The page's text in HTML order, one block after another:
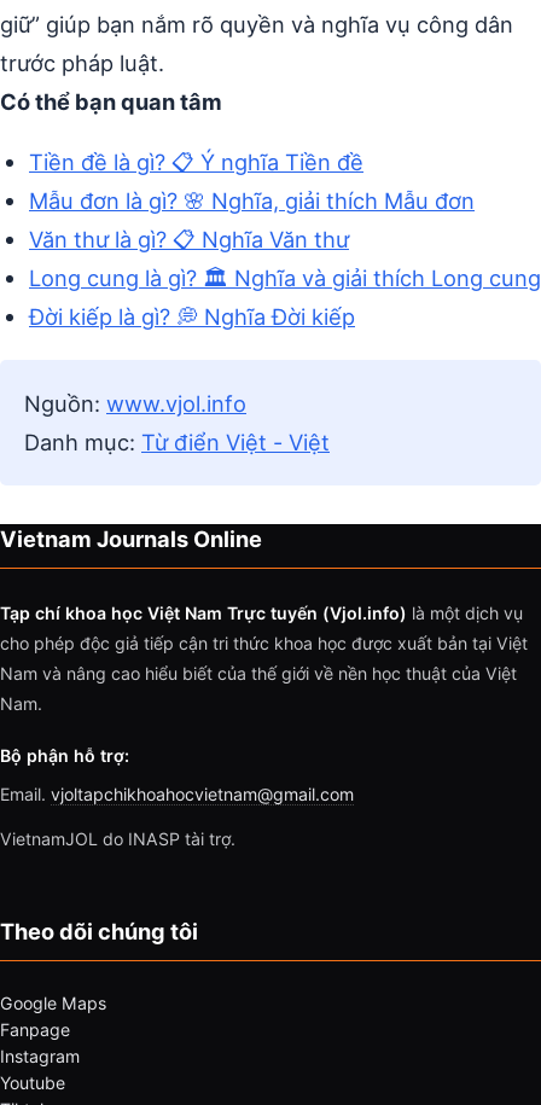
giữ” giúp bạn nắm rõ quyền và nghĩa vụ công dân
trước pháp luật.
Có thể bạn quan tâm
Tiền đề là gì? 📋 Ý nghĩa Tiền đề
Mẫu đơn là gì? 🌸 Nghĩa, giải thích Mẫu đơn
Văn thư là gì? 📋 Nghĩa Văn thư
Long cung là gì? 🏛️ Nghĩa và giải thích Long cung
Đời kiếp là gì? 💭 Nghĩa Đời kiếp
Nguồn: www.vjol.info
Danh mục: Từ điển Việt - Việt
Vietnam Journals Online
Tạp chí khoa học Việt Nam Trực tuyến (Vjol.info) là một dịch vụ
cho phép độc giả tiếp cận tri thức khoa học được xuất bản tại Việt
Nam và nâng cao hiểu biết của thế giới về nền học thuật của Việt
Nam.
Bộ phận hỗ trợ:
Email. vjoltapchikhoahocvietnam@gmail.com
VietnamJOL do INASP tài trợ.
Theo dõi chúng tôi
Google Maps
Fanpage
Instagram
Youtube